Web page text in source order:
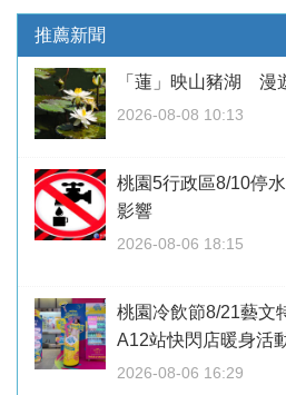
推薦新聞
「蓮」映山豬湖 漫
2026-08-08 10:13
桃園5行政區8/10停
影響
2026-08-06 18:15
桃園冷飲節8/21藝文
A12站快閃店暖身活
2026-08-06 16:29